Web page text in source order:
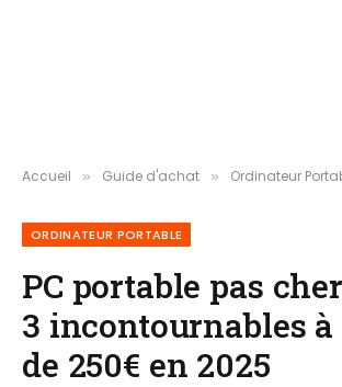
Accueil » Guide d'achat » Ordinateur
ORDINATEUR PORTABLE
PC portable pas
3 incontournables
de 250€ en 2025